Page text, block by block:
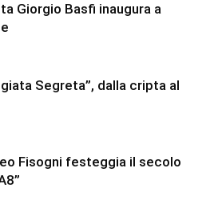
Giorgio Basfi inaugura a
Segreta”, dalla cripta al
Fisogni festeggia il secolo